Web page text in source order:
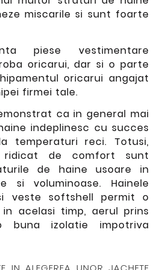
miscarile si sunt foarte
piese vestimentare
oricarui, dar si o parte
oricarui angajat
firmei tale.
ca in general mai
indeplinesc cu succes
temperaturi reci. Totusi,
de comfort sunt
de haine usoare in
si voluminoase. Hainele
veste softshell permit o
acelasi timp, aerul prins
buna izolatie impotriva